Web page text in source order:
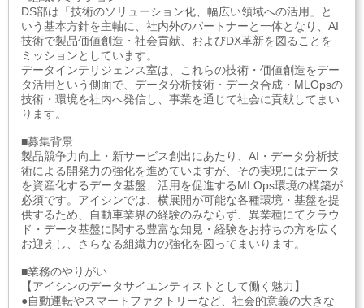
DS部は「技術のソリューション化、幅広い領域への活用」と
いう基本方針を主軸に、社内外のパートナーと一体となり、AI
技術で製品価値創造・社会貢献、およびDX革新を図ることを
ミッションとしています。
データインテリジェンス室は、これらの技術・価値創造をデー
タ活用という側面で、データ分析技術・データ合成・MLOpsの
技術・環境を社内へ発信し、事業を通じて社会に貢献してまい
ります。
■募集背景
製品競争力向上・新サービス創出にあたり、AI・データ分析技
術による開発力の強化を進めていますが、その実現にはデータ
を資産化するデータ基盤、活用を促進するMLOps環境の構築が
必須です。アイシンでは、横展開が可能な各種環境・基盤を提
供するため、自動車業界の経験のみならず、異業種にてクラウ
ド・データ基盤に関する豊富な知見・経験をお持ちの方を広く
お迎えし、さらなる組織力の強化を図ってまいります。
■業務のやりがい
【アイシンのデータサイエンティストとして働く魅力】
●自動運転やスマートファクトリーなど、社会的意義の大きな